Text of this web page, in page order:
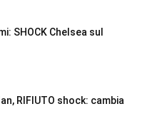
SHOCK Chelsea sul
RIFIUTO shock: cambia